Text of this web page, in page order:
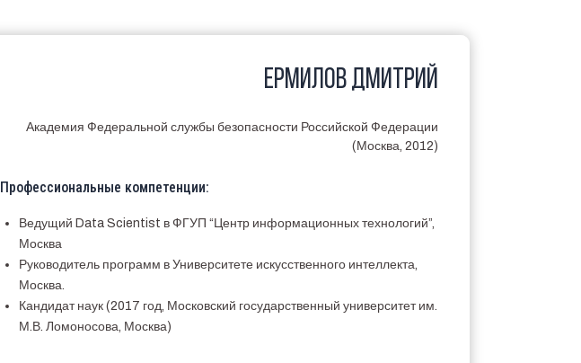
ЕРМИЛОВ ДМИТРИЙ
Академия Федеральной службы безопасности Российской Федерации
(Москва, 2012)
Профессиональные компетенции:
Ведущий Data Scientist в ФГУП “Центр информационных технологий”,
Москва
Руководитель программ в Университете искусственного интеллекта,
Москва.
Кандидат наук (2017 год, Московский государственный университет им.
М.В. Ломоносова, Москва)